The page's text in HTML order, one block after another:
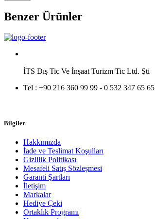
Benzer Ürünler
İTS Dış Tic Ve İnşaat Turizm Tic Ltd. Şti
Tel : +90 216 360 99 99 - 0 532 347 65 65
Bilgiler
Hakkımızda
İade ve Teslimat Koşulları
Gizlilik Politikası
Mesafeli Satış Sözleşmesi
Garanti Şartları
İletişim
Markalar
Hediye Çeki
Ortaklık Programı